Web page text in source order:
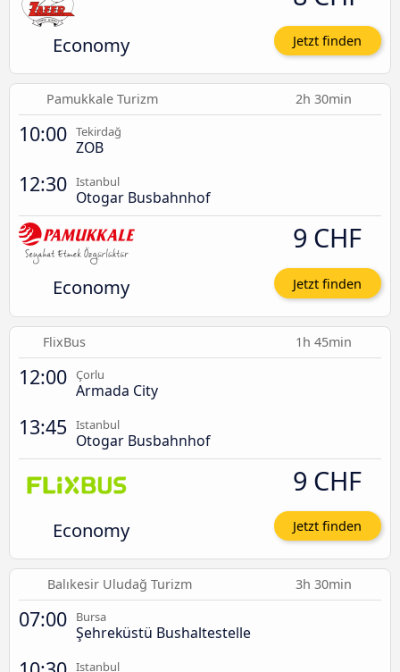
Economy Jetzt finden
Pamukkale Turizm 2h 30min
10:00 Tekirdağ
ZOB
12:30 Istanbul
Otogar Busbahnhof
Economy
9 CHF
Jetzt finden
FlixBus 1h 45min
12:00 Çorlu
Armada City
13:45 Istanbul
Otogar Busbahnhof
Economy
9 CHF
Jetzt finden
Balıkesir Uludağ Turizm 3h 30min
07:00 Bursa
Şehreküstü Bushaltestelle
Istanbul